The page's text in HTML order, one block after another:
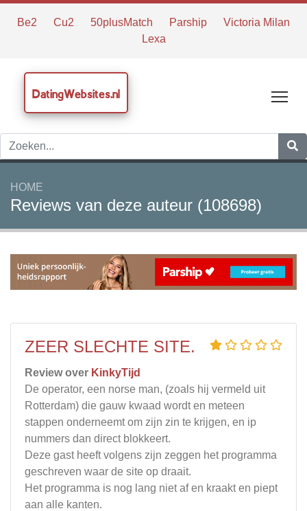
Be2 Cu2 50plusMatch Parship
Victoria Milan
Lexa
DatingWebsites.nl
HOME
Reviews van deze auteur (108698)
ZEER SLECHTE SITE.
Review over KinkyTijd
De operator, een norse man, (zoals hij vermeld uit
Rotterdam) die gauw kwaad wordt en meteen
stappen onderneemt om zijn zin te krijgen, en ip
nummers dan direct blokkeert.
Deze gast heeft volgens zijn zeggen het programma
geschreven waar de site op draait.
Het programma is nog lang niet af en kraakt en piept
aan alle kanten.